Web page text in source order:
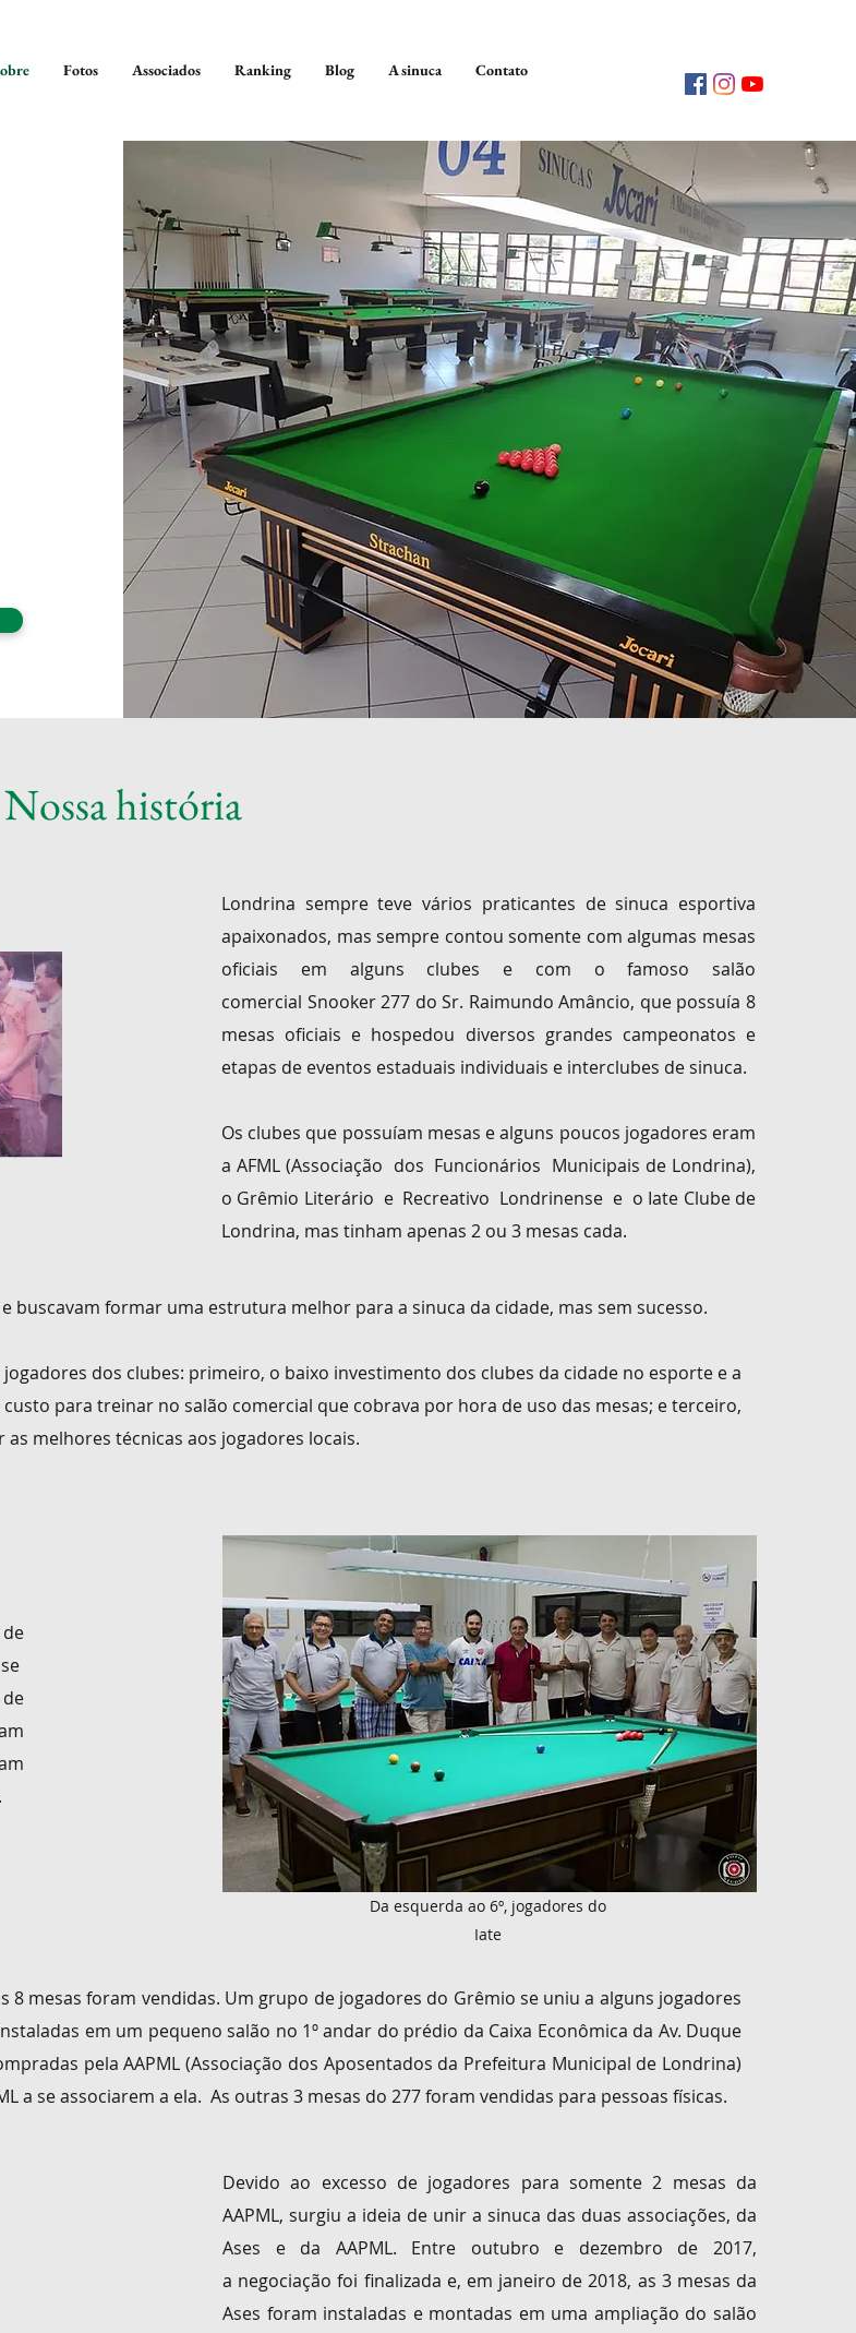
Fotos Associados Ranking Blog A sinuca Contato
Nossa história
Londrina sempre teve vários praticantes de sinuca esportiva
apaixonados, mas sempre contousomente com algumas mesas
oficiais em alguns clubes e com o famoso salão
comercial Snooker 277 do Sr. Raimundo Amâncio, que possuía 8
mesas oficiais e hospedou diversos grandes campeonatos e
etapas de eventos estaduais individuais e interclubes de sinuca.
Os clubes que possuíam mesas e alguns poucos jogadores eram
a AFML (Associação dos Funcionários Municipais de Londrina),
o Grêmio Literário e Recreativo Londrinense e o Iate Clube de
Londrina, mas tinham apenas 2 ou 3 mesas cada.
buscavam formar uma estrutura melhor para a sinuca da cidade, mas sem sucesso.
dos clubes: primeiro, o baixo investimento dos clubes da cidade no esporte e a
para treinar no salão comercial que cobrava por hora de uso das mesas; e terceiro,
melhores técnicas aos jogadores locais.
Da esquerda ao 6º, jogadores do
Iate
8 mesas foram vendidas. Um grupo de jogadores do Grêmio se uniu a alguns jogadores
em um pequeno salão no 1º andar do prédio da Caixa Econômica da Av. Duque
pela AAPML (Associação dos Aposentados da Prefeitura Municipal de Londrina)
a se associarem a ela. As outras 3 mesas do 277 foram vendidas para pessoas físicas.
Devido ao excesso de jogadores para somente 2 mesas da
AAPML, surgiu a ideia de unir a sinuca das duas associações, da
Ases e da AAPML. Entre outubro e dezembro de 2017,
a negociação foi finalizada e, em janeiro de 2018, as 3 mesas da
Ases foram instaladas e montadas em uma ampliação do salão